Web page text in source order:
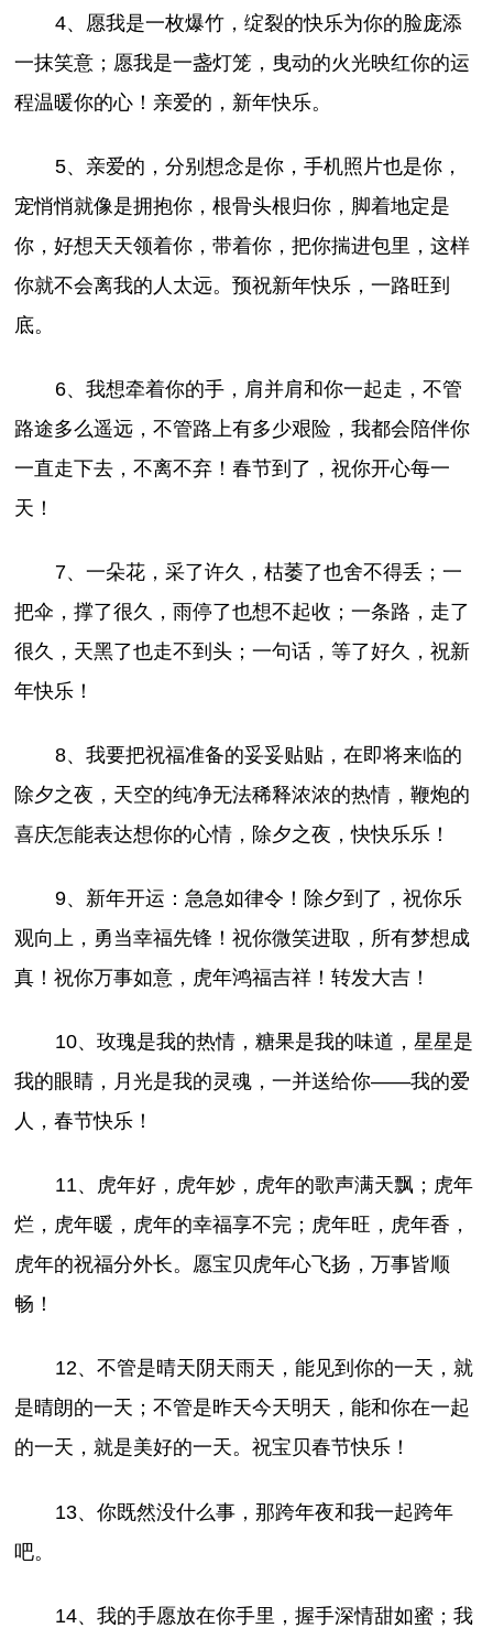
4、愿我是一枚爆竹，绽裂的快乐为你的脸庞添
一抹笑意；愿我是一盏灯笼，曳动的火光映红你的运
程温暖你的心！亲爱的，新年快乐。
5、亲爱的，分别想念是你，手机照片也是你，
宠悄悄就像是拥抱你，根骨头根归你，脚着地定是
你，好想天天领着你，带着你，把你揣进包里，这样
你就不会离我的人太远。预祝新年快乐，一路旺到
底。
6、我想牵着你的手，肩并肩和你一起走，不管
路途多么遥远，不管路上有多少艰险，我都会陪伴你
一直走下去，不离不弃！春节到了，祝你开心每一
天！
7、一朵花，采了许久，枯萎了也舍不得丢；一
把伞，撑了很久，雨停了也想不起收；一条路，走了
很久，天黑了也走不到头；一句话，等了好久，祝新
年快乐！
8、我要把祝福准备的妥妥贴贴，在即将来临的
除夕之夜，天空的纯净无法稀释浓浓的热情，鞭炮的
喜庆怎能表达想你的心情，除夕之夜，快快乐乐！
9、新年开运：急急如律令！除夕到了，祝你乐
观向上，勇当幸福先锋！祝你微笑进取，所有梦想成
真！祝你万事如意，虎年鸿福吉祥！转发大吉！
10、玫瑰是我的热情，糖果是我的味道，星星是
我的眼睛，月光是我的灵魂，一并送给你——我的爱
人，春节快乐！
11、虎年好，虎年妙，虎年的歌声满天飘；虎年
烂，虎年暖，虎年的幸福享不完；虎年旺，虎年香，
虎年的祝福分外长。愿宝贝虎年心飞扬，万事皆顺
畅！
12、不管是晴天阴天雨天，能见到你的一天，就
是晴朗的一天；不管是昨天今天明天，能和你在一起
的一天，就是美好的一天。祝宝贝春节快乐！
13、你既然没什么事，那跨年夜和我一起跨年
吧。
14、我的手愿放在你手里，握手深情甜如蜜；我